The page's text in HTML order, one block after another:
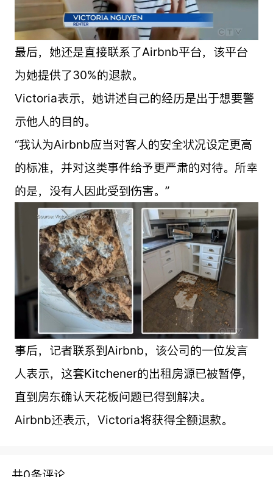
最后，她还是直接联系了Airbnb平台，该平台
为她提供了30%的退款。
Victoria表示，她讲述自己的经历是出于想要警
示他人的目的。
“我认为Airbnb应当对客人的安全状况设定更高
的标准，并对这类事件给予更严肃的对待。所幸
的是，没有人因此受到伤害。”
事后，记者联系到Airbnb，该公司的一位发言
人表示，这套Kitchener的出租房源已被暂停，
直到房东确认天花板问题已得到解决。
Airbnb还表示，Victoria将获得全额退款。